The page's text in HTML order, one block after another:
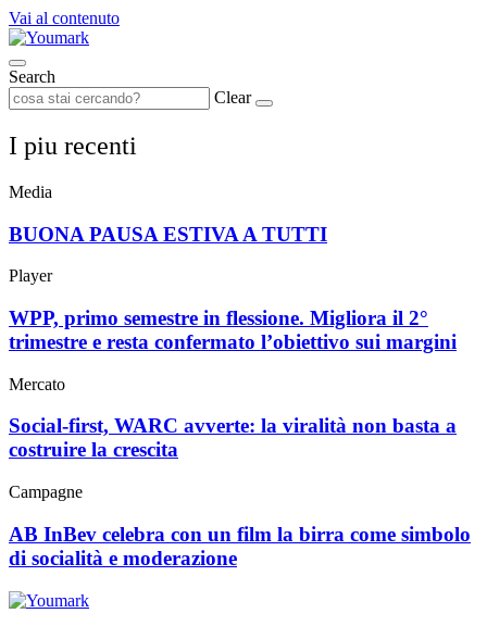
Vai al contenuto
Search
Clear
I piu recenti
Media
BUONA PAUSA ESTIVA A TUTTI
Player
WPP, primo semestre in flessione. Migliora il 2°
trimestre e resta confermato l’obiettivo sui margini
Mercato
Social-first, WARC avverte: la viralità non basta a
costruire la crescita
Campagne
AB InBev celebra con un film la birra come simbolo
di socialità e moderazione